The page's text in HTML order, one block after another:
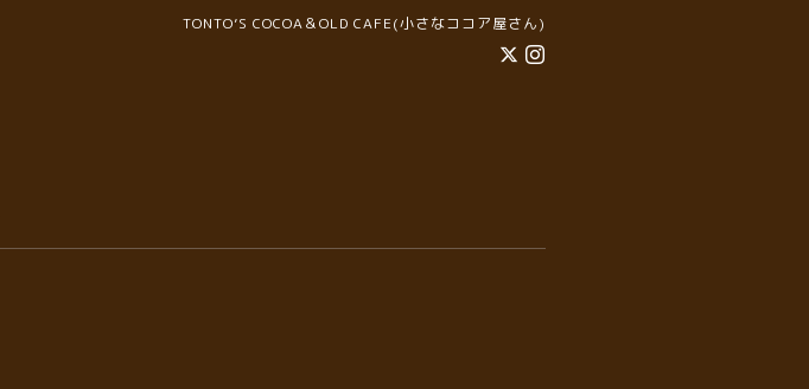
TONTO’S COCOA＆OLD CAFE(小さなココア屋さん)